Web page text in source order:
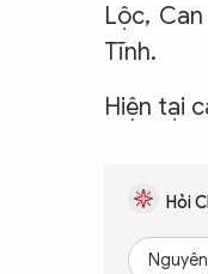
Lộc,
Tĩnh.
Hiện tại
Hỏi